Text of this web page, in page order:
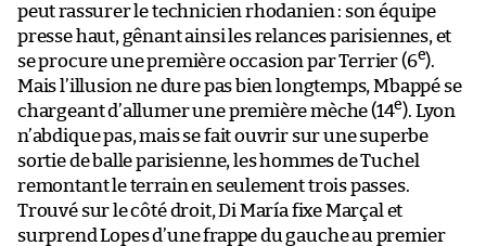
peut rassurer le technicien rhodanien : son équipe
presse haut, gênant ainsi les relances parisiennes, et
se procure une première occasion par Terrier (6e).
Mais l’illusion ne dure pas bien longtemps, Mbappé se
chargeant d’allumer une première mèche (14e). Lyon
n’abdique pas, mais se fait ouvrir sur une superbe
sortie de balle parisienne, les hommes de Tuchel
remontant le terrain en seulement trois passes.
Trouvé sur le côté droit, Di María fixe Marçal et
surprend Lopes d’une frappe du gauche au premier